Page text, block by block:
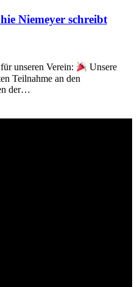
Niemeyer schreibt
unseren Verein:
Unsere
Teilnahme an den
der…